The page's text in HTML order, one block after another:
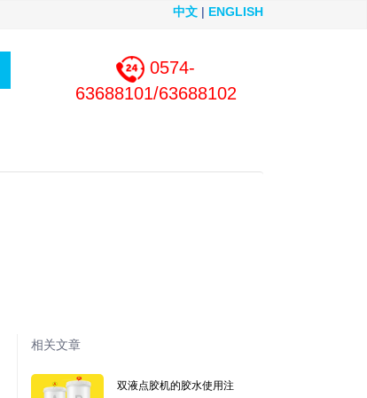
中文 | ENGLISH
0574-
63688101/63688102
相关文章
双液点胶机的胶水使用注